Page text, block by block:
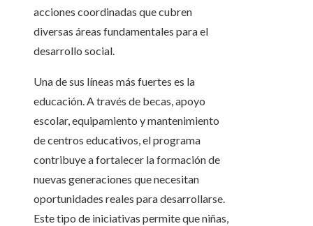
acciones coordinadas que cubren
diversas áreas fundamentales para el
desarrollo social.
Una de sus líneas más fuertes es la
educación. A través de becas, apoyo
escolar, equipamiento y mantenimiento
de centros educativos, el programa
contribuye a fortalecer la formación de
nuevas generaciones que necesitan
oportunidades reales para desarrollarse.
Este tipo de iniciativas permite que niñas,